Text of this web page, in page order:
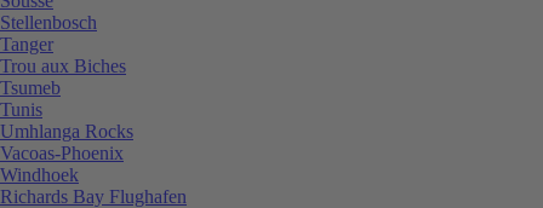
Stellenbosch
Tanger
Trou aux Biches
Tsumeb
Tunis
Umhlanga Rocks
Vacoas-Phoenix
Windhoek
Richards Bay Flughafen